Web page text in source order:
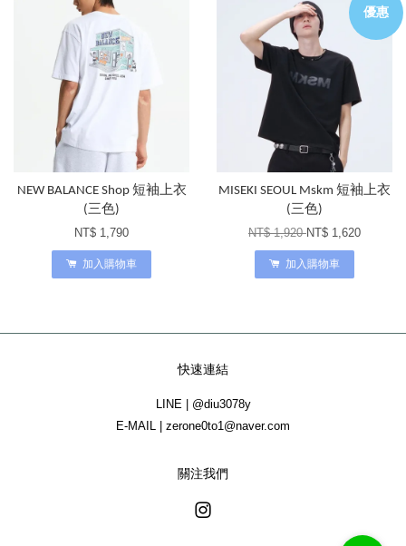
NEW BALANCE Shop 短袖上衣
(三色)
NT$ 1,790
加入購物車
優惠
MISEKI SEOUL Mskm 短袖上衣
(三色)
NT$ 1,920NT$ 1,620
加入購物車
快速連結
LINE | @diu3078y
E-MAIL | zerone0to1@naver.com
關注我們